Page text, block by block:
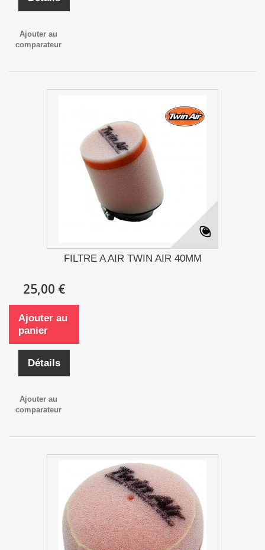
Ajouter au
comparateur
FILTRE A AIR TWIN AIR 40MM
25,00 €
Ajouter au
panier
Détails
Ajouter au
comparateur